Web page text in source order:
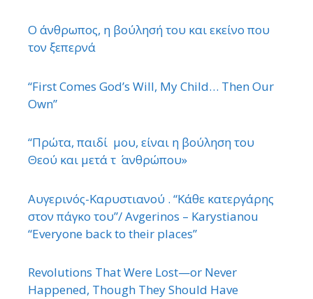
Ο άνθρωπος, η βούλησή του και εκείνο που
τον ξεπερνά
“First Comes God’s Will, My Child… Then Our
Own”
“Πρώτα, παιδί μου, είναι η βούληση του
Θεού και μετά τ ΄ ανθρώπου»
Αυγερινός-Καρυστιανού . “Κάθε κατεργάρης
στον πάγκο του”/ Avgerinos – Karystianou
“Εveryone back to their places”
Revolutions That Were Lost—or Never
Happened, Though They Should Have